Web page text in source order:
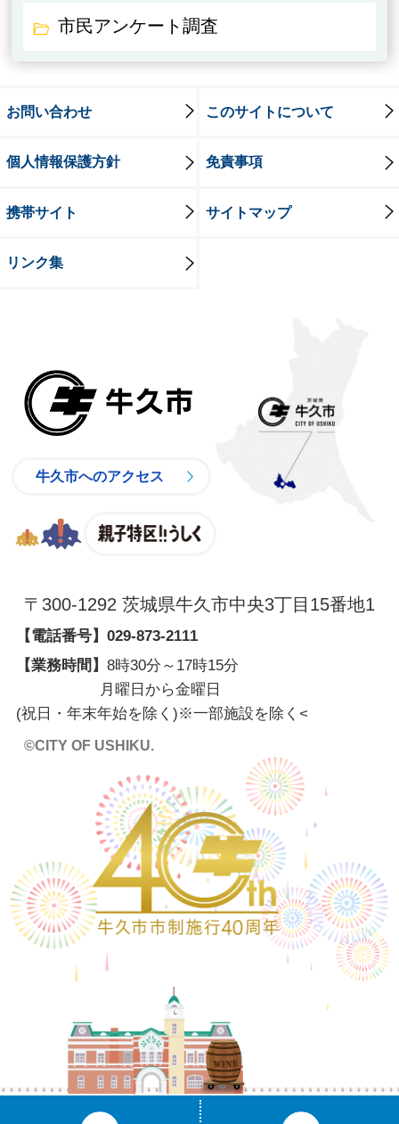
市民アンケート調査
お問い合わせ このサイトについて
個人情報保護方針 免責事項
携帯サイト サイトマップ
リンク集
牛久市へのアクセス
〒300-1292 茨城県牛久市中央3丁目15番地1
【電話番号】 029-873-2111
【業務時間】 8時30分～17時15分
月曜日から金曜日
(祝日・年末年始を除く)※一部施設を除く <
©CITY OF USHIKU.